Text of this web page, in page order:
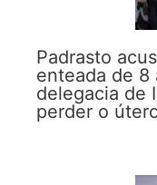
Padrasto
enteada de 8
delegacia de
perder o